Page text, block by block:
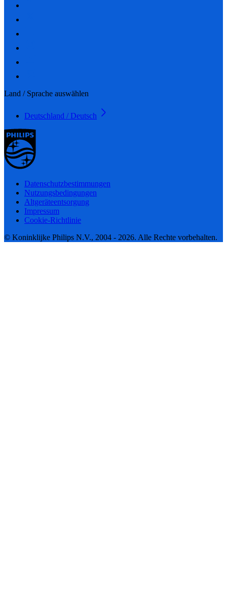
Land / Sprache auswählen
Deutschland / Deutsch
Datenschutzbestimmungen
Nutzungsbedingungen
Altgeräteentsorgung
Impressum
Cookie-Richtlinie
© Koninklijke Philips N.V., 2004 - 2026. Alle Rechte vorbehalten.